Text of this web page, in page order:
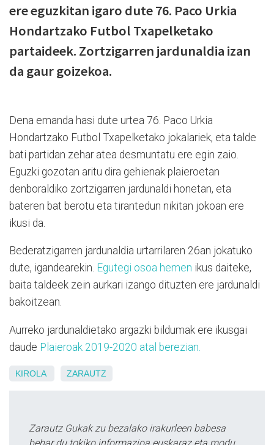
ere eguzkitan igaro dute 76. Paco Urkia
Hondartzako Futbol Txapelketako
partaideek. Zortzigarren jardunaldia izan
da gaur goizekoa.
Dena emanda hasi dute urtea 76. Paco Urkia
Hondartzako Futbol Txapelketako jokalariek, eta talde
bati partidan zehar atea desmuntatu ere egin zaio.
Eguzki gozotan aritu dira gehienak plaieroetan
denboraldiko zortzigarren jardunaldi honetan, eta
bateren bat berotu eta tirantedun nikitan jokoan ere
ikusi da.
Bederatzigarren jardunaldia urtarrilaren 26an jokatuko
dute, igandearekin. Egutegi osoa hemen ikus daiteke,
baita taldeek zein aurkari izango dituzten ere jardunaldi
bakoitzean.
Aurreko jardunaldietako argazki bildumak ere ikusgai
daude Plaieroak 2019-2020 atal berezian.
KIROLA ZARAUTZ
Zarautz Gukak zu bezalako irakurleen babesa